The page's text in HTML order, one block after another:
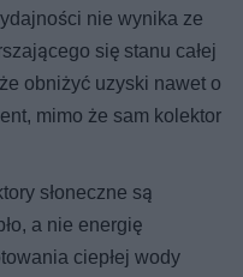
nie wynika ze
się stanu całej
obniżyć uzyski nawet o
mimo że sam kolektor
słoneczne są
a nie energię
ciepłej wody